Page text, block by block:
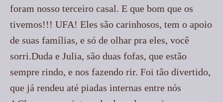
foram nosso terceiro casal. E que bom que os
tivemos!!! UFA! Eles são carinhosos, tem o apoio
de suas famílias, e só de olhar pra eles, você
sorri.Duda e Julia, são duas fofas, que estão
sempre rindo, e nos fazendo rir. Foi tão divertido,
que já rendeu até piadas internas entre nós